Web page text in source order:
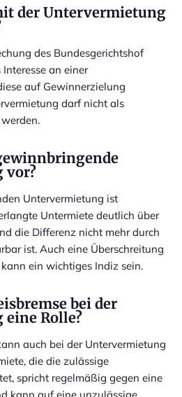
der Untervermietung
des Bundesgerichtshof
an einer
auf Gewinnerzielung
darf nicht als
vor?
Untervermietung ist
Untermiete deutlich über
die Differenz nicht mehr durch
ist. Auch eine Überschreitung
ein wichtiges Indiz sein.
bei der
Rolle?
auch bei der Untervermietung
die die zulässige
spricht regelmäßig gegen eine